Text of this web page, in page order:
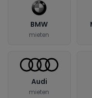
BMW
mieten
Audi
mieten